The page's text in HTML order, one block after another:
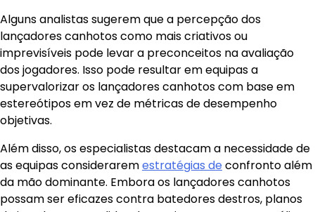
Alguns analistas sugerem que a percepção dos
lançadores canhotos como mais criativos ou
imprevisíveis pode levar a preconceitos na avaliação
dos jogadores. Isso pode resultar em equipas a
supervalorizar os lançadores canhotos com base em
estereótipos em vez de métricas de desempenho
objetivas.
Além disso, os especialistas destacam a necessidade de
as equipas consideraremestratégias de confronto além
da mão dominante. Embora os lançadores canhotos
possam ser eficazes contra batedores destros, planos